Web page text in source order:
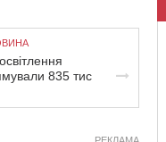
835 тис